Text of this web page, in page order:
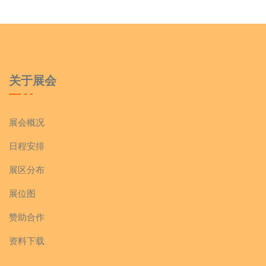
关于展会
展会概况
日程安排
展区分布
展位图
赞助合作
资料下载